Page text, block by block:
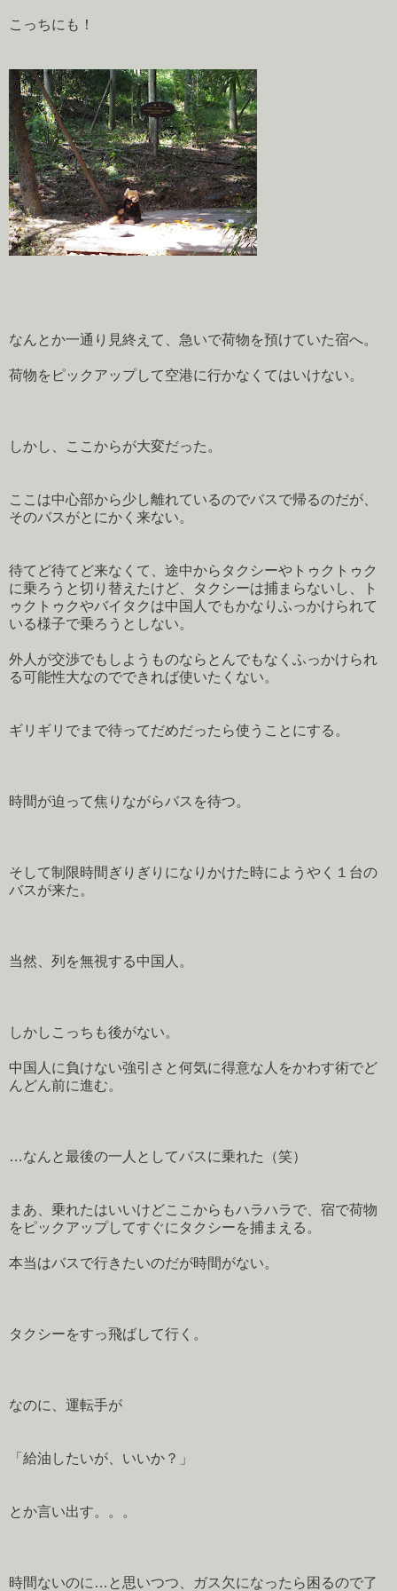
こっちにも！
なんとか一通り見終えて、急いで荷物を預けていた宿へ。
荷物をピックアップして空港に行かなくてはいけない。
しかし、ここからが大変だった。
ここは中心部から少し離れているのでバスで帰るのだが、
そのバスがとにかく来ない。
待てど待てど来なくて、途中からタクシーやトゥクトゥク
に乗ろうと切り替えたけど、タクシーは捕まらないし、ト
ゥクトゥクやバイタクは中国人でもかなりふっかけられて
いる様子で乗ろうとしない。
外人が交渉でもしようものならとんでもなくふっかけられ
る可能性大なのでできれば使いたくない。
ギリギリでまで待ってだめだったら使うことにする。
時間が迫って焦りながらバスを待つ。
そして制限時間ぎりぎりになりかけた時にようやく１台の
バスが来た。
当然、列を無視する中国人。
しかしこっちも後がない。
中国人に負けない強引さと何気に得意な人をかわす術でど
んどん前に進む。
…なんと最後の一人としてバスに乗れた（笑）
まあ、乗れたはいいけどここからもハラハラで、宿で荷物
をピックアップしてすぐにタクシーを捕まえる。
本当はバスで行きたいのだが時間がない。
タクシーをすっ飛ばして行く。
なのに、運転手が
「給油したいが、いいか？」
とか言い出す。。。
時間ないのに…と思いつつ、ガス欠になったら困るので了